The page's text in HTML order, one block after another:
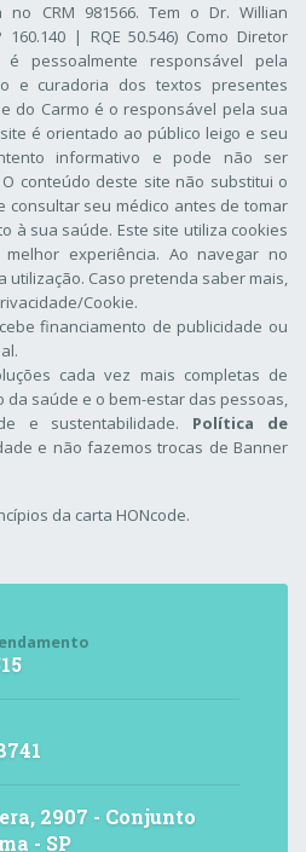
no CRM 981566. Tem o Dr. Willian
160.140 | RQE 50.546) Como Diretor
pessoalmente responsável pela
e curadoria dos textos presentes
do Carmo é o responsável pela sua
é orientado ao público leigo e seu
informativo e pode não ser
conteúdo deste site não substitui o
consultar seu médico antes de tomar
à sua saúde. Este site utiliza cookies
experiência. Ao navegar no
utilização. Caso pretenda saber mais,
Cookie.
financiamento de publicidade ou
cada vez mais completas de
saúde e o bem-estar das pessoas,
e sustentabilidade. Política de
e não fazemos trocas de Banner
da carta HONcode.
2907 - Conjunto
- SP